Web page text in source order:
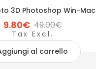
3D Photoshop Win-Mac
9.80€ 49.00€
Tax Excl.
al carrello